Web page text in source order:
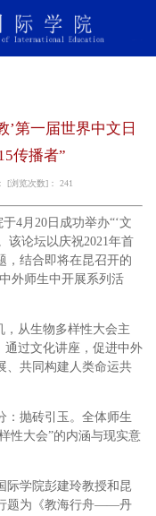
’第一届世界中文日
传播者”
[浏览次数]： 241
4月20 日成功举办“‘文
该论坛以庆祝2021年首
，结合即将在昆召开的
外师生中开展系列活
，从生物多样性大会主
通过文化讲座，促进中外
、共同构建人类命运共
：抛砖引玉。全体师生
性大会”的内涵与现实意
际学院彭建玲教授和昆
题为《教海行舟——丹